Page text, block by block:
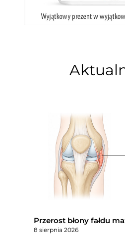
Przerost błony fałdu
8 sierpnia 2026